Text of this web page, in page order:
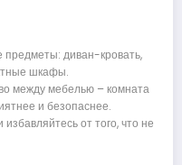
диван-кровать,
шкафы.
между мебелью – комната
и безопаснее.
от того, что не